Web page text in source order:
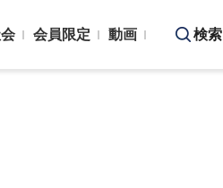
会員限定 動画 検索